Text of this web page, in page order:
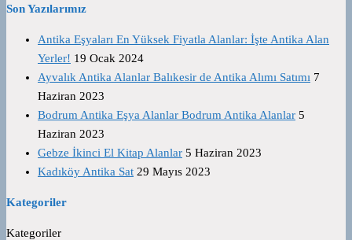
Son Yazılarımız
Antika Eşyaları En Yüksek Fiyatla Alanlar: İşte Antika Alan
Yerler! 19 Ocak 2024
Ayvalık Antika Alanlar Balıkesir de Antika Alımı Satımı 7
Haziran 2023
Bodrum Antika Eşya Alanlar Bodrum Antika Alanlar 5
Haziran 2023
Gebze İkinci El Kitap Alanlar 5 Haziran 2023
Kadıköy Antika Sat 29 Mayıs 2023
Kategoriler
Kategoriler